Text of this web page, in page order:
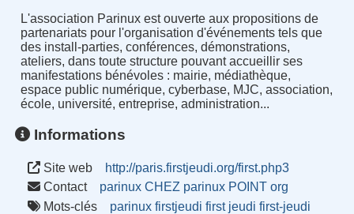
L'association Parinux est ouverte aux propositions de
partenariats pour l'organisation d'événements tels que
des install-parties, conférences, démonstrations,
ateliers, dans toute structure pouvant accueillir ses
manifestations bénévoles : mairie, médiathèque,
espace public numérique, cyberbase, MJC, association,
école, université, entreprise, administration...
Informations
Site web
http://paris.firstjeudi.org/first.php3
Contact
parinux CHEZ parinux POINT org
Mots-clés
parinux firstjeudi first jeudi first-jeudi